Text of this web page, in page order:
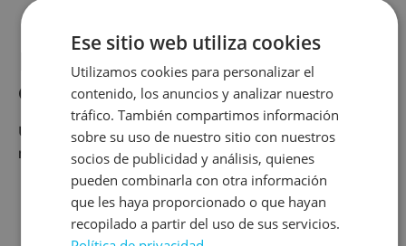
Naturaleza, interior y
aventura
Una alternativa excelente, educativa y a menudo
menos masificada.
Teruel: Ofrece una mezcla única de patrimonio
mudéjar, naturaleza sorprendente y actividades
de aventura con una relación calidad-precio
Ese sitio web utiliza cookies
Utilizamos cookies para personalizar el
contenido, los anuncios y analizar nuestro
tráfico. También compartimos información
sobre su uso de nuestro sitio con nuestros
socios de publicidad y análisis, quienes
pueden combinarla con otra información
que les haya proporcionado o que hayan
recopilado a partir del uso de sus servicios.